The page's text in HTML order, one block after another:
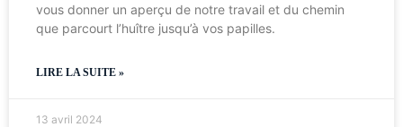
vous donner un aperçu de notre travail et du chemin
que parcourt l’huître jusqu’à vos papilles.
LIRE LA SUITE »
13 avril 2024